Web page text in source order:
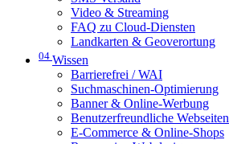
Video & Streaming
FAQ zu Cloud-Diensten
Landkarten & Geoverortung
04 Wissen
Barrierefrei / WAI
Suchmaschinen-Optimierung
Banner & Online-Werbung
Benutzerfreundliche Webseiten
E-Commerce & Online-Shops